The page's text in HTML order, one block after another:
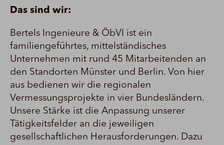
Das sind wir:
Bertels Ingenieure & ÖbVI ist ein
familiengeführtes, mittelständisches
Unternehmen mit rund 45 Mitarbeitenden an
den Standorten Münster und Berlin. Von hier
aus bedienen wir die regionalen
Vermessungsprojekte in vier Bundesländern.
Unsere Stärke ist die Anpassung unserer
Tätigkeitsfelder an die jeweiligen
gesellschaftlichen Herausforderungen. Dazu